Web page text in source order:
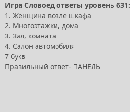
Игра Словоед ответы уровень 631:
1. Женщина возле шкафа
2. Многоэтажки, дома
3. Зал, комната
4. Салон автомобиля
7 букв
Правильный ответ- ПАНЕЛЬ